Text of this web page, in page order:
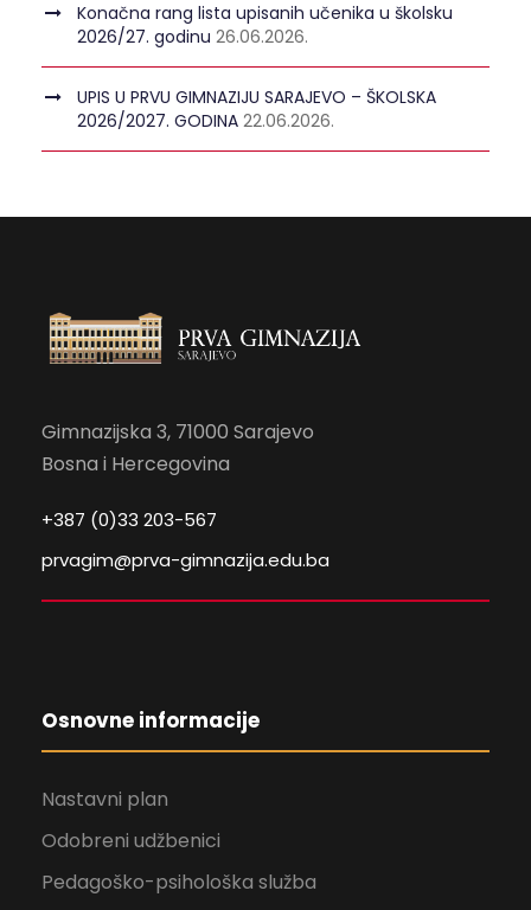
Konačna rang lista upisanih učenika u školsku
2026/27. godinu 26.06.2026.
UPIS U PRVU GIMNAZIJU SARAJEVO – ŠKOLSKA
2026/2027. GODINA 22.06.2026.
Gimnazijska 3, 71000 Sarajevo
Bosna i Hercegovina
+387 (0)33 203-567
prvagim@prva-gimnazija.edu.ba
Osnovne informacije
Nastavni plan
Odobreni udžbenici
Pedagoško-psihološka služba